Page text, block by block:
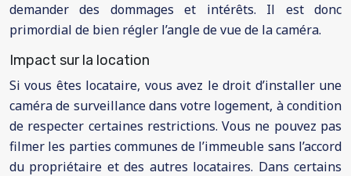
demander des dommages et intérêts. Il est donc
primordial de bien régler l’angle de vue de la caméra.
Impact sur la location
Si vous êtes locataire, vous avez le droit d’installer une
caméra de surveillance dans votre logement, à condition
de respecter certaines restrictions. Vous ne pouvez pas
filmer les parties communes de l’immeuble sans l’accord
du propriétaire et des autres locataires. Dans certains